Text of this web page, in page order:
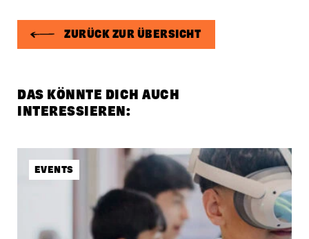
ZURÜCK ZUR ÜBERSICHT
DAS KÖNNTE DICH AUCH
INTERESSIEREN:
EVENTS